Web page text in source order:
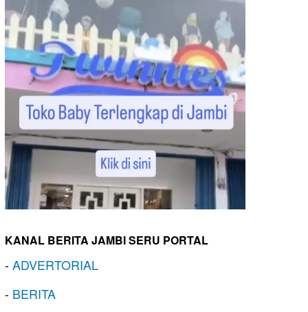
KANAL BERITA JAMBI SERU PORTAL
-ADVERTORIAL
- BERITA